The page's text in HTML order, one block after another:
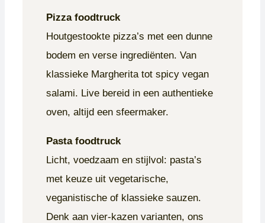
Pizza foodtruck
Houtgestookte pizza’s met een dunne
bodem en verse ingrediënten. Van
klassieke Margherita tot spicy vegan
salami. Live bereid in een authentieke
oven, altijd een sfeermaker.
Pasta foodtruck
Licht, voedzaam en stijlvol: pasta’s
met keuze uit vegetarische,
veganistische of klassieke sauzen.
Denk aan vier-kazen varianten, ons